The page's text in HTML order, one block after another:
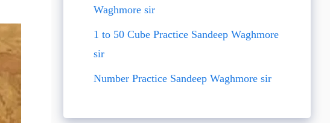
Waghmore sir
1 to 50 Cube Practice Sandeep Waghmore
sir
Number Practice Sandeep Waghmore sir